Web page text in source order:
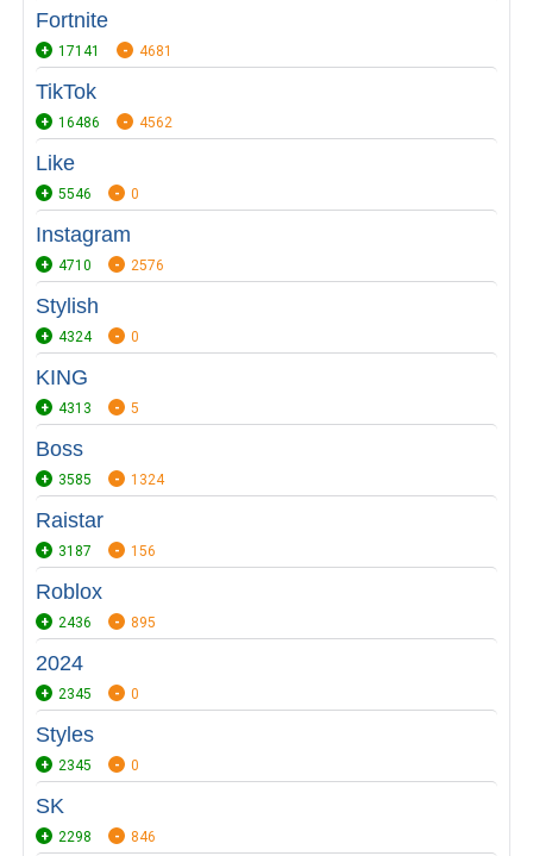
Fortnite
17141 4681
TikTok
16486 4562
Like
5546 0
Instagram
4710 2576
Stylish
4324 0
KING
4313 5
Boss
3585 1324
Raistar
3187 156
Roblox
2436 895
2024
2345 0
Styles
2345 0
SK
2298 846